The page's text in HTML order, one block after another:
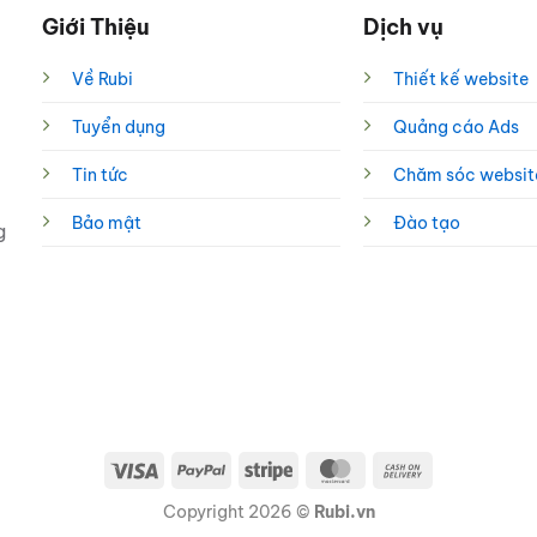
Giới Thiệu
Về Rubi
Tuyển dụng
Tin tức
Bảo mật
Dịch vụ
Thiết kế website
Quảng cáo Ads
Chăm sóc
Đào tạo
Visa PayPal Stripe MasterCard
Copyright 2026 © Rubi.vn